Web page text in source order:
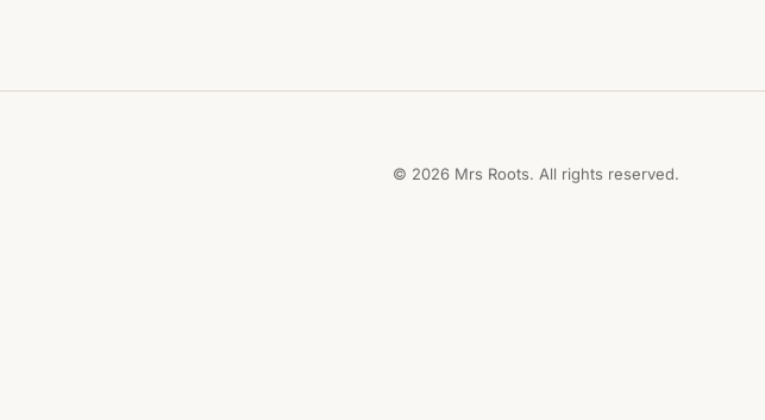
© 2026 Mrs Roots. All rights reserved.